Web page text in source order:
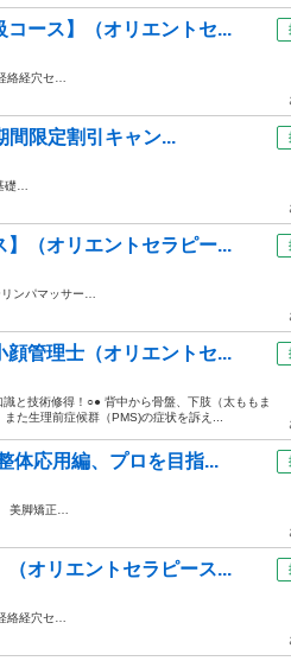
ース】（オリエントセ...
絡経穴セ…
限定割引キャン...
礎…
】（オリエントセラピー...
ンパマッサー…
管理士（オリエントセ...
と技術修得！○● 背中から骨盤、下肢（太ももま
た生理前症候群（PMS)の症状を訴え...
体応用編、プロを目指...
美脚矯正…
オリエントセラピース...
絡経穴セ…